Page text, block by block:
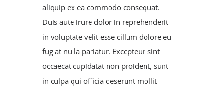
aliquip ex ea commodo consequat.
Duis aute irure dolor in reprehenderit
in voluptate velit esse cillum dolore eu
fugiat nulla pariatur. Excepteur sint
occaecat cupidatat non proident, sunt
in culpa qui officia deserunt mollit